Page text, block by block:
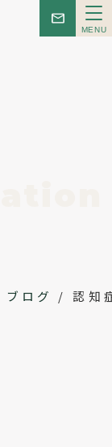
メ
ニ
ブログ / 認知